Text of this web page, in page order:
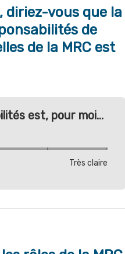
diriez-vous que la
de
de la MRC est
est, pour moi...
Très claire